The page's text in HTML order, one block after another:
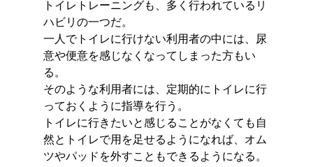
トイレトレーニングも、多く行われているリ
ハビリの一つだ。
一人でトイレに行けない利用者の中には、尿
意や便意を感じなくなってしまった方もい
る。
そのような利用者には、定期的にトイレに行
っておくように指導を行う。
トイレに行きたいと感じることがなくても自
然とトイレで用を足せるようになれば、オム
ツやパッドを外すこともできるようになる。